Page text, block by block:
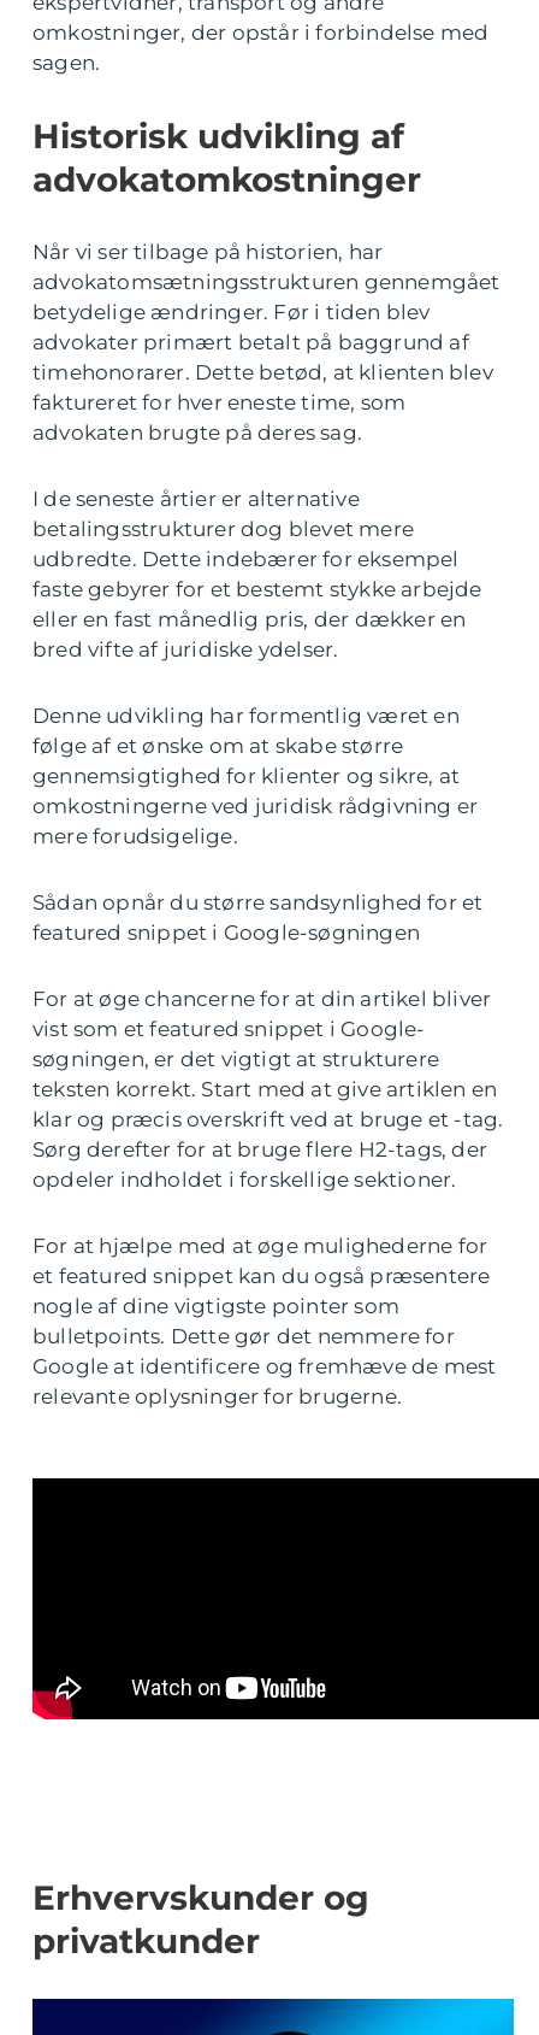
omkostninger, der opstår i forbindelse med
sagen.
Historisk udvikling af
advokatomkostninger
Når vi ser tilbage på historien, har
advokatomsætningsstrukturen gennemgået
betydelige ændringer. Før i tiden blev
advokater primært betalt på baggrund af
timehonorarer. Dette betød, at klienten blev
faktureret for hver eneste time, som
advokaten brugte på deres sag.
I de seneste årtier er alternative
betalingsstrukturer dog blevet mere
udbredte. Dette indebærer for eksempel
faste gebyrer for et bestemt stykke arbejde
eller en fast månedlig pris, der dækker en
bred vifte af juridiske ydelser.
Denne udvikling har formentlig været en
følge af et ønske om at skabe større
gennemsigtighed for klienter og sikre, at
omkostningerne ved juridisk rådgivning er
mere forudsigelige.
Sådan opnår du større sandsynlighed for et
featured snippet i Google-søgningen
For at øge chancerne for at din artikel bliver
vist som et featured snippet i Google-
søgningen, er det vigtigt at strukturere
teksten korrekt. Start med at give artiklen en
klar og præcis overskrift ved at bruge et -tag.
Sørg derefter for at bruge flere H2-tags, der
opdeler indholdet i forskellige sektioner.
For at hjælpe med at øge mulighederne for
et featured snippet kan du også præsentere
nogle af dine vigtigste pointer som
bulletpoints. Dette gør det nemmere for
Google at identificere og fremhæve de mest
relevante oplysninger for brugerne.
Erhvervskunder og
privatkunder